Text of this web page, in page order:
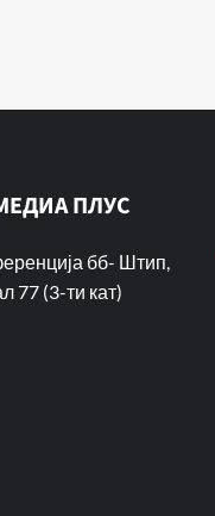
ПЛУС
бб- Штип,
77 (3-ти кат)